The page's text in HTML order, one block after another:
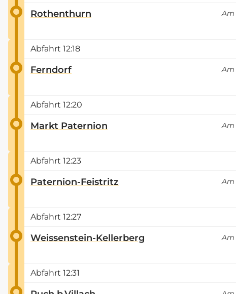
Rothenthurn
Am
Abfahrt 12:18
Ferndorf
Am
Abfahrt 12:20
Markt Paternion
Am
Abfahrt 12:23
Paternion-Feistritz
Am
Abfahrt 12:27
Weissenstein-Kellerberg
Am
Abfahrt 12:31